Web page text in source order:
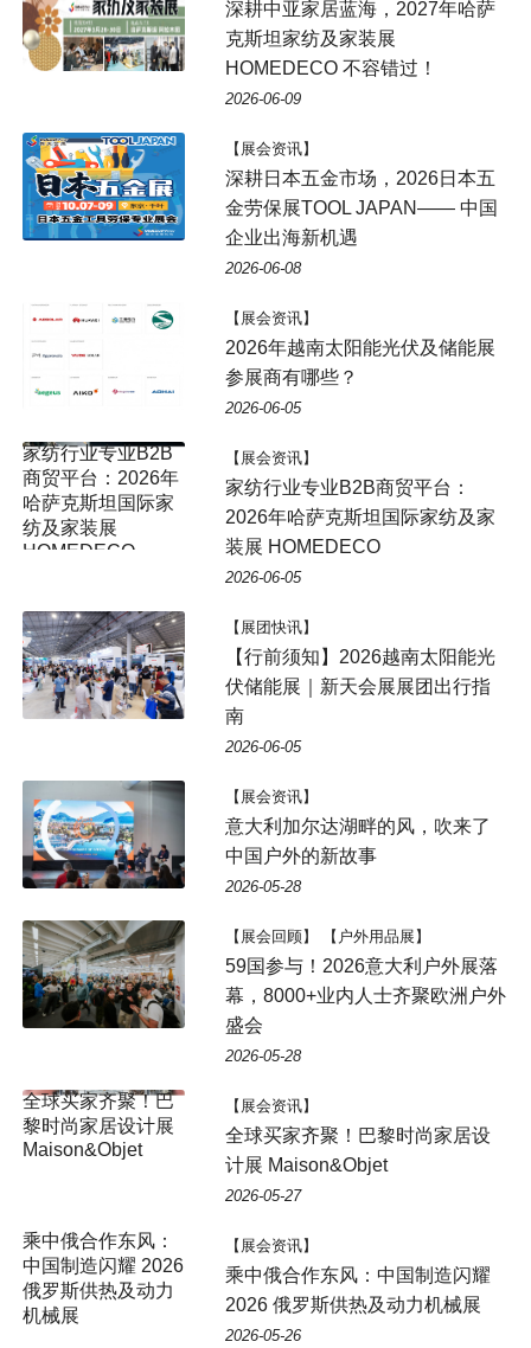
深耕中亚家居蓝海，2027年哈萨
克斯坦家纺及家装展
HOMEDECO 不容错过！
2026-06-09
【展会资讯】
深耕日本五金市场，2026日本五
金劳保展TOOL JAPAN—— 中国
企业出海新机遇
2026-06-08
【展会资讯】
2026年越南太阳能光伏及储能展
参展商有哪些？
2026-06-05
【展会资讯】
家纺行业专业B2B商贸平台：
2026年哈萨克斯坦国际家纺及家
装展 HOMEDECO
2026-06-05
【展团快讯】
【行前须知】2026越南太阳能光
伏储能展｜新天会展展团出行指
南
2026-06-05
【展会资讯】
意大利加尔达湖畔的风，吹来了
中国户外的新故事
2026-05-28
【展会回顾】 【户外用品展】
59国参与！2026意大利户外展落
幕，8000+业内人士齐聚欧洲户外
盛会
2026-05-28
【展会资讯】
全球买家齐聚！巴黎时尚家居设
计展 Maison&Objet
2026-05-27
【展会资讯】
乘中俄合作东风：中国制造闪耀
2026 俄罗斯供热及动力机械展
2026-05-26